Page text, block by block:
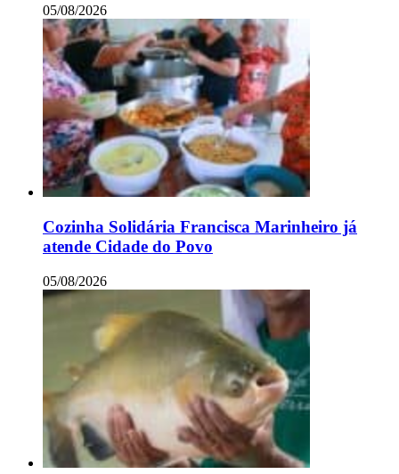
05/08/2026
Cozinha Solidária Francisca Marinheiro já
atende Cidade do Povo
05/08/2026